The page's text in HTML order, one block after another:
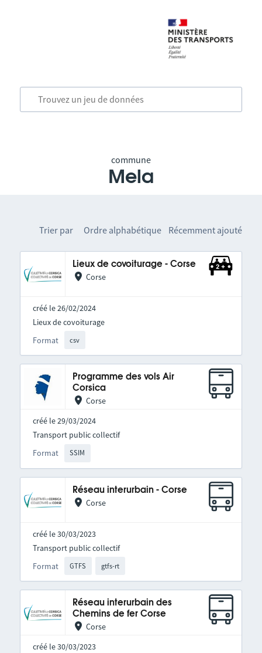
commune
Mela
Trier par Ordre alphabétique Récemment ajouté
Lieux de covoiturage - Corse
Corse
créé le 26/02/2024
Format csv
Lieux de covoiturage
Programme des vols Air
Corsica
Corse
créé le 29/03/2024
Format SSIM
Transport public collectif
Réseau interurbain - Corse
Corse
créé le 30/03/2023
Format GTFS gtfs-rt
Transport public collectif
Réseau interurbain des
Chemins de fer Corse
Corse
créé le 30/03/2023